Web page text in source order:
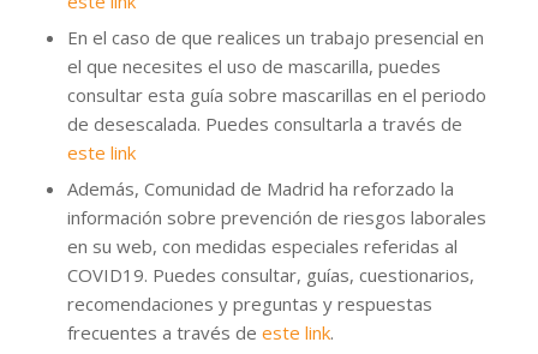
En el caso de que realices un trabajo presencial en
el que necesites el uso de mascarilla, puedes
consultar esta guía sobre mascarillas en el periodo
de desescalada. Puedes consultarla a través de
este link
Además, Comunidad de Madrid ha reforzado la
información sobre prevención de riesgos laborales
en su web, con medidas especiales referidas al
COVID19. Puedes consultar, guías, cuestionarios,
recomendaciones y preguntas y respuestas
frecuentes a través de este link.